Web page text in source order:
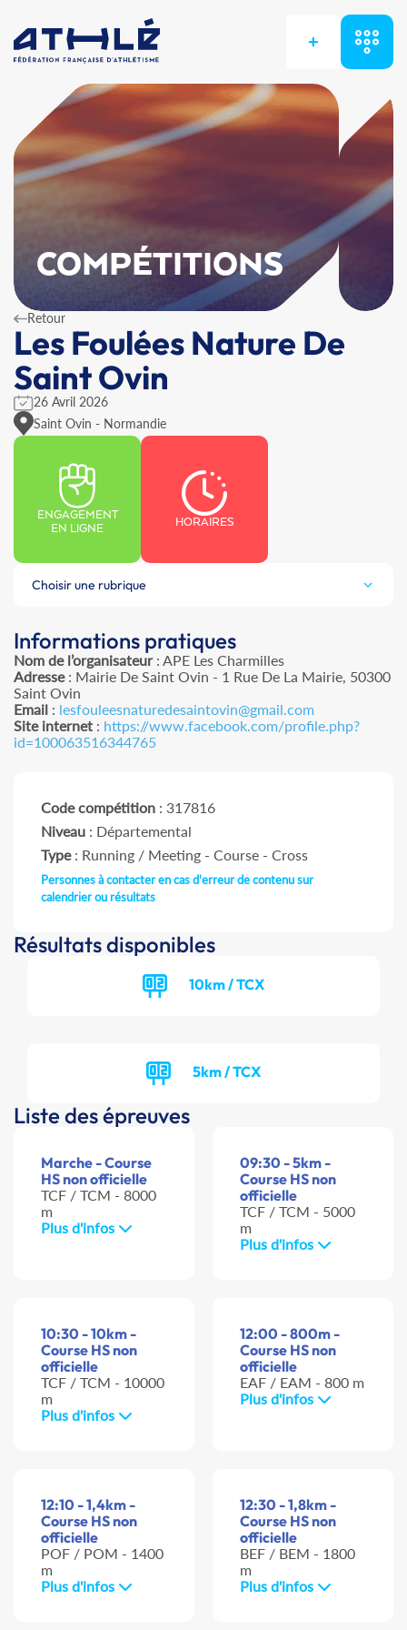
+
COMPÉTITIONS
Retour
Les Foulées Nature De
Saint Ovin
26 Avril 2026
Saint Ovin - Normandie
ENGAGEMENT
EN LIGNE
HORAIRES
Choisir une rubrique
Informations pratiques
Nom de l’organisateur: APE Les Charmilles
Adresse: Mairie De Saint Ovin - 1 Rue De La Mairie, 50300
Saint Ovin
Email : lesfouleesnaturedesaintovin@gmail.com
Site internet : https://www.facebook.com/profile.php?
id=100063516344765
Code compétition : 317816
Niveau : Départemental
Type: Running / Meeting - Course - Cross
Personnes à contacter en cas d'erreur de contenu sur
calendrier ou résultats
Résultats disponibles
10km / TCX
5km / TCX
Liste des épreuves
Marche - Course
HS non officielle
TCF / TCM - 8000
m
Plus d'infos
09:30 - 5km -
Course HS non
officielle
TCF / TCM - 5000
m
Plus d'infos
10:30 - 10km -
Course HS non
officielle
TCF / TCM - 10000
m
Plus d'infos
12:00 - 800m -
Course HS non
officielle
EAF / EAM - 800 m
Plus d'infos
12:10 - 1,4km -
Course HS non
officielle
POF / POM - 1400
m
Plus d'infos
12:30 - 1,8km -
Course HS non
officielle
BEF / BEM - 1800
m
Plus d'infos